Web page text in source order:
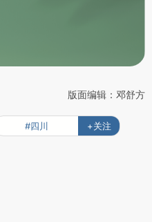
版面编辑：邓舒方
#四川 +关注